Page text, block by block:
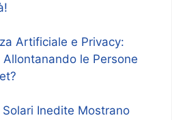
Artificiale e Privacy:
Allontanando le Persone
Solari Inedite Mostrano